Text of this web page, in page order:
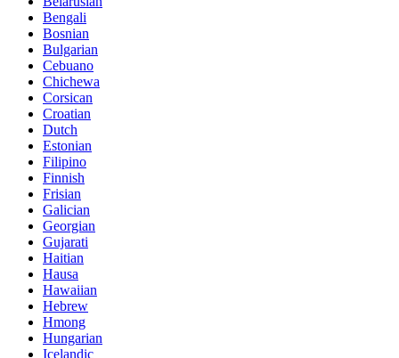
Bengali
Bosnian
Bulgarian
Cebuano
Chichewa
Corsican
Croatian
Dutch
Estonian
Filipino
Finnish
Frisian
Galician
Georgian
Gujarati
Haitian
Hausa
Hawaiian
Hebrew
Hmong
Hungarian
Icelandic